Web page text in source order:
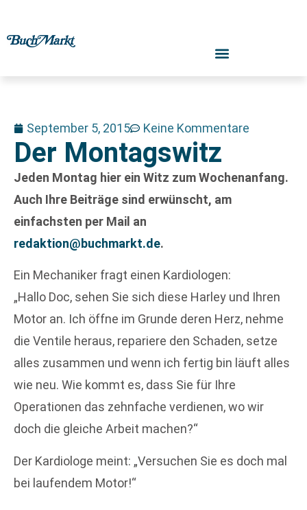
September 5, 2015 Keine Kommentare
Der Montagswitz
Jeden Montag hier ein Witz zum Wochenanfang.
Auch Ihre Beiträge sind erwünscht, am
einfachsten per Mail an
redaktion@buchmarkt.de.
Ein Mechaniker fragt einen Kardiologen:
„Hallo Doc, sehen Sie sich diese Harley und Ihren
Motor an. Ich öffne im Grunde deren Herz, nehme
die Ventile heraus, repariere den Schaden, setze
alles zusammen und wenn ich fertig bin läuft alles
wie neu. Wie kommt es, dass Sie für Ihre
Operationen das zehnfache verdienen, wo wir
doch die gleiche Arbeit machen?“
Der Kardiologe meint: „Versuchen Sie es doch mal
bei laufendem Motor!“